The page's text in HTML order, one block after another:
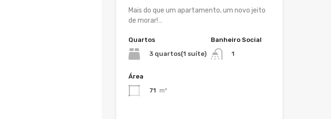
Mais do que um apartamento, um novo jeito
de morar!…
Quartos
3 quartos(1 suíte)
Banheiro Social
1
Área
71 m²